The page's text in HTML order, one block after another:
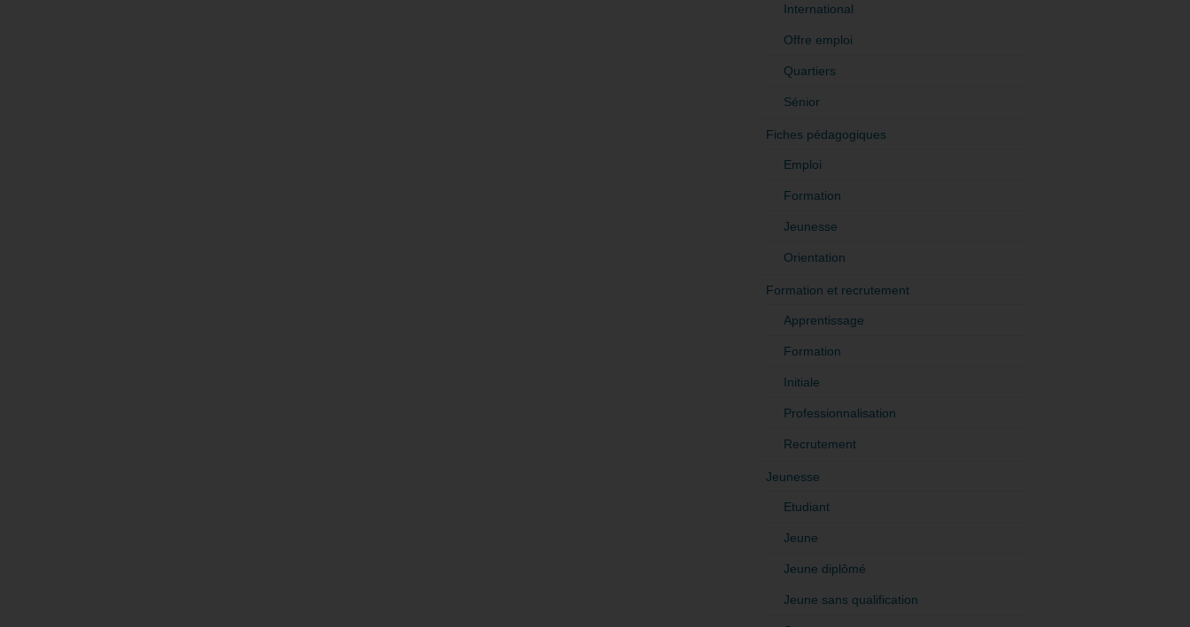
International
Offre emploi
Quartiers
Sénior
Fiches pédagogiques
Emploi
Formation
Jeunesse
Orientation
Formation et recrutement
Apprentissage
Formation
Initiale
Professionnalisation
Recrutement
Jeunesse
Etudiant
Jeune
Jeune diplômé
Jeune sans qualification